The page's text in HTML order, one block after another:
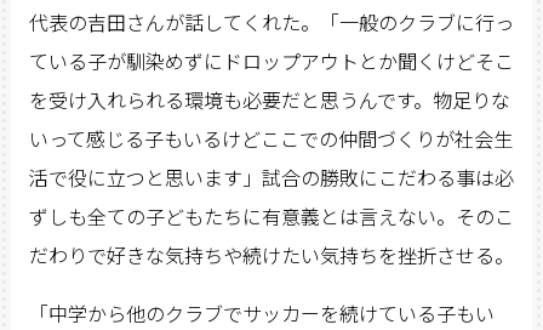
代表の吉田さんが話してくれた。「一般のクラブに行っ
ている子が馴染めずにドロップアウトとか聞くけどそこ
を受け入れられる環境も必要だと思うんです。物足りな
いって感じる子もいるけどここでの仲間づくりが社会生
活で役に立つと思います」試合の勝敗にこだわる事は必
ずしも全ての子どもたちに有意義とは言えない。そのこ
だわりで好きな気持ちや続けたい気持ちを挫折させる。
「中学から他のクラブでサッカーを続けている子もい